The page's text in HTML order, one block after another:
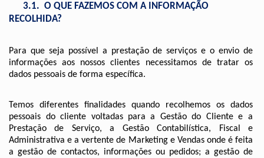
3.1.  O QUE FAZEMOS COM A INFORMAÇÃO
RECOLHIDA?
Para que seja possível a prestação de serviços e o envio de
informações aos nossos clientes necessitamos de tratar os
dados pessoais de forma específica.
Temos diferentes finalidades quando recolhemos os dados
pessoais do cliente voltadas para a Gestão do Cliente e a
Prestação de Serviço, a Gestão Contabilística, Fiscal e
Administrativa e a vertente de Marketing e Vendas onde é feita
a gestão de contactos, informações ou pedidos; a gestão de